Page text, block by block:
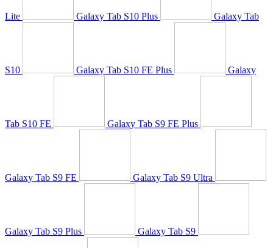
Lite Galaxy Tab S10 Plus Galaxy Tab
S10 Galaxy Tab S10 FE Plus Galaxy
Tab S10 FE Galaxy Tab S9 FE Plus
Galaxy Tab S9 FE Galaxy Tab S9 Ultra
Galaxy Tab S9 Plus Galaxy Tab S9